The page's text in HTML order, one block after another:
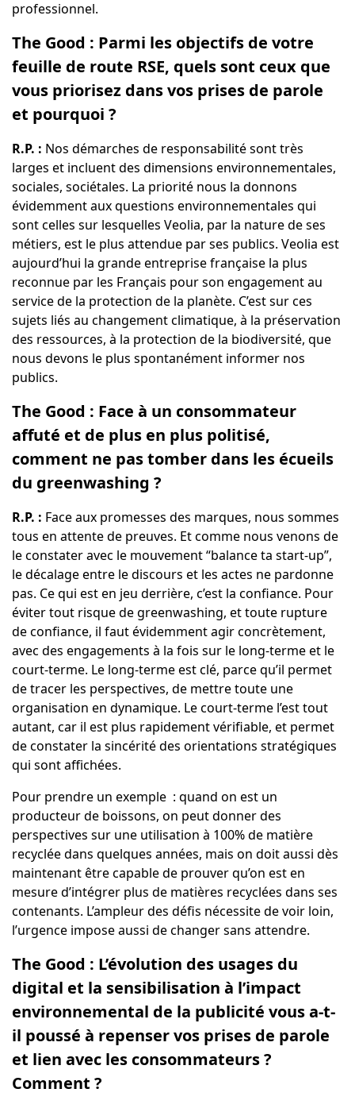
professionnel.
The Good : Parmi les objectifs de votre
feuille de route RSE, quels sont ceux que
vous priorisez dans vos prises de parole
et pourquoi ?
R.P. : Nos démarches de responsabilité sont très
larges et incluent des dimensions environnementales,
sociales, sociétales. La priorité nous la donnons
évidemment aux questions environnementales qui
sont celles sur lesquelles Veolia, par la nature de ses
métiers, est le plus attendue par ses publics. Veolia est
aujourd’hui la grande entreprise française la plus
reconnue par les Français pour son engagement au
service de la protection de la planète. C’est sur ces
sujets liés au changement climatique, à la préservation
des ressources, à la protection de la biodiversité, que
nous devons le plus spontanément informer nos
publics.
The Good : Face à un consommateur
affuté et de plus en plus politisé,
comment ne pas tomber dans les écueils
du greenwashing ?
R.P. : Face aux promesses des marques, nous sommes
tous en attente de preuves. Et comme nous venons de
le constater avec le mouvement “balance ta start-up”,
le décalage entre le discours et les actes ne pardonne
pas. Ce qui est en jeu derrière, c’est la confiance. Pour
éviter tout risque de greenwashing, et toute rupture
de confiance, il faut évidemment agir concrètement,
avec des engagements à la fois sur le long-terme et le
court-terme. Le long-terme est clé, parce qu’il permet
de tracer les perspectives, de mettre toute une
organisation en dynamique. Le court-terme l’est tout
autant, car il est plus rapidement vérifiable, et permet
de constater la sincérité des orientations stratégiques
qui sont affichées.
Pour prendre un exemple : quand on est un
producteur de boissons, on peut donner des
perspectives sur une utilisation à 100% de matière
recyclée dans quelques années, mais on doit aussi dès
maintenant être capable de prouver qu’on est en
mesure d’intégrer plus de matières recyclées dans ses
contenants. L’ampleur des défis nécessite de voir loin,
l’urgence impose aussi de changer sans attendre.
The Good : L’évolution des usages du
digital et la sensibilisation à l’impact
environnemental de la publicité vous a-t-
il poussé à repenser vos prises de parole
et lien avec les consommateurs ?
Comment ?